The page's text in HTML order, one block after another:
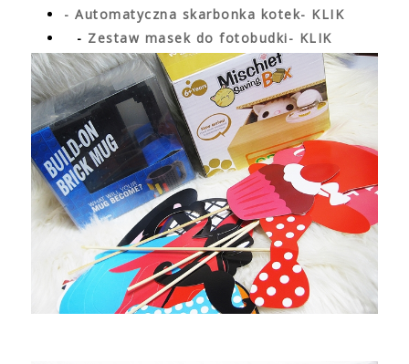
- Automatyczna skarbonka kotek- KLIK
- Zestaw masek do fotobudki- KLIK